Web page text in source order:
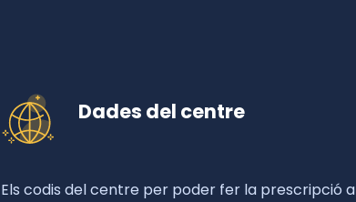
Dades del centre
Els codis del centre per poder fer la prescripció a